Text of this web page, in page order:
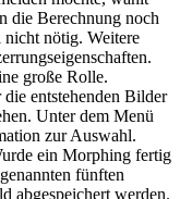
die Berechnung noch
nicht nötig. Weitere
große Rolle.
entstehenden Bilder
Unter dem Menü
zur Auswahl.
ein Morphing fertig
fünften
abgespeichert werden.